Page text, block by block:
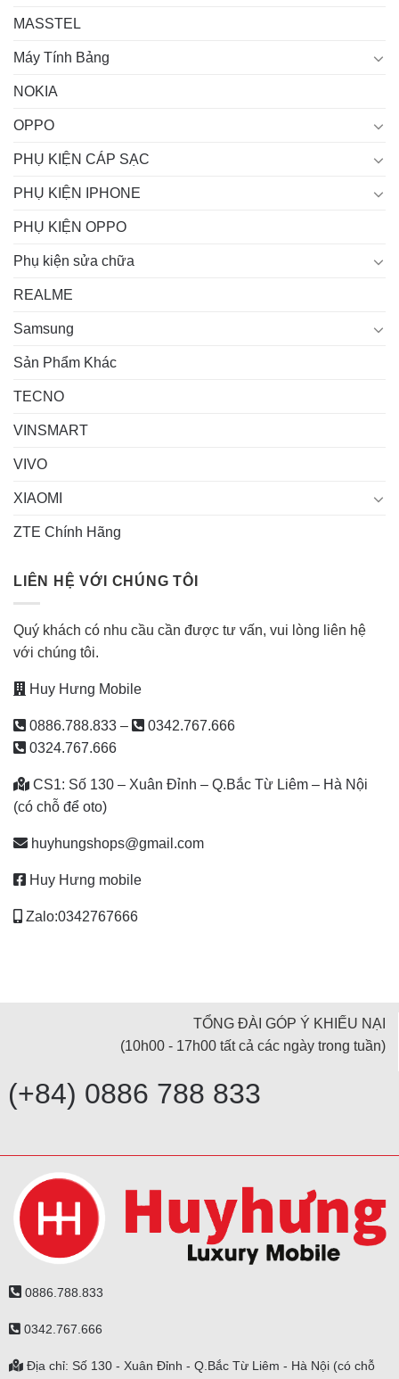
MASSTEL
Máy Tính Bảng
NOKIA
OPPO
PHỤ KIỆN CÁP SẠC
PHỤ KIỆN IPHONE
PHỤ KIỆN OPPO
Phụ kiện sửa chữa
REALME
Samsung
Sản Phẩm Khác
TECNO
VINSMART
VIVO
XIAOMI
ZTE Chính Hãng
LIÊN HỆ VỚI CHÚNG TÔI
Quý khách có nhu cầu cần được tư vấn, vui lòng liên hệ
với chúng tôi.
Huy Hưng Mobile
0886.788.833 –
0342.767.666
0324.767.666
CS1: Số 130 – Xuân Đỉnh – Q.Bắc Từ Liêm – Hà Nội
(có chỗ để oto)
huyhungshops@gmail.com
Huy Hưng mobile
Zalo:0342767666
TỔNG ĐÀI GÓP Ý KHIẾU NẠI
(10h00 - 17h00 tất cả các ngày trong tuần)
(+84) 0886 788 833
0886.788.833
0342.767.666
Địa chỉ: Số 130 - Xuân Đỉnh - Q.Bắc Từ Liêm - Hà Nội (có chỗ